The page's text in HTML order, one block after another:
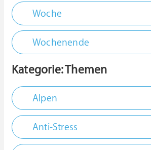
Woche
Wochenende
Kategorie: Themen
Alpen
Anti-Stress